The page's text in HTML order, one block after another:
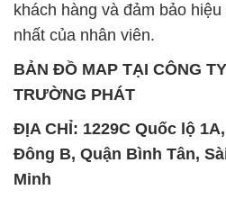
khách hàng và đảm bảo
nhất của nhân viên.
BẢN ĐỒ MAP TẠI CÔNG
TRƯỜNG PHÁT
ĐỊA CHỈ: 1229C Quốc lộ
Đông B, Quận Bình Tân,
Minh